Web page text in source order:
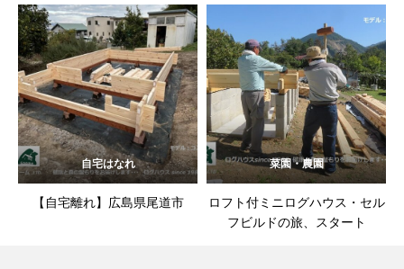
自宅はなれ
【自宅離れ】広島県尾道市
菜園・農園
ロフト付ミニログハウス・セル
フビルドの旅、スタート